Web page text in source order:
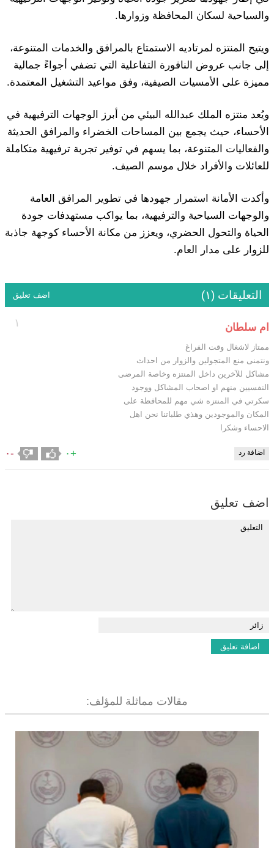
والسياحية لسكان المحافظة وزوارها.
ويتيح المنتزه لمرتاديه الاستمتاع بالمرافق والخدمات المتنوعة،
إلى جانب عروض النافورة التفاعلية التي تضفي أجواءً جمالية
مميزة على الأمسيات الصيفية، وفق مواعيد التشغيل المعتمدة.
ويُعد منتزه الملك عبدالله البيئي من أبرز الوجهات الترفيهية في
الأحساء، حيث يجمع بين المساحات الخضراء والمرافق الحديثة
والفعاليات المتنوعة، بما يسهم في توفير تجربة ترفيهية متكاملة
للعائلات والأفراد خلال موسم الصيف.
وأكدت الأمانة استمرار جهودها في تطوير المرافق العامة
والوجهات السياحية والترفيهية، بما يواكب مستهدفات جودة
الحياة والتحول الحضري، ويعزز من مكانة الأحساء كوجهة جاذبة
للزوار على مدار العام.
التعليقات (١) اضف تعليق
١ ام سلطان
ممتاز لاشغال وقت الفراغ
ونتمنى منع المتجولين والزوار من احداث
مشاكل للآخرين داخل المنتزه وخاصة المرضى
النفسيين منهم او اصحاب المشاكل ووجود
سكرتي في المنتزه شي مهم للمحافظة على
المكان والموجودين وهذي طلباتنا نحن اهل
الاحساء وشكرا
اضافة رد +٠ -٠
اضف تعليق
مقالات مماثلة للمؤلف: